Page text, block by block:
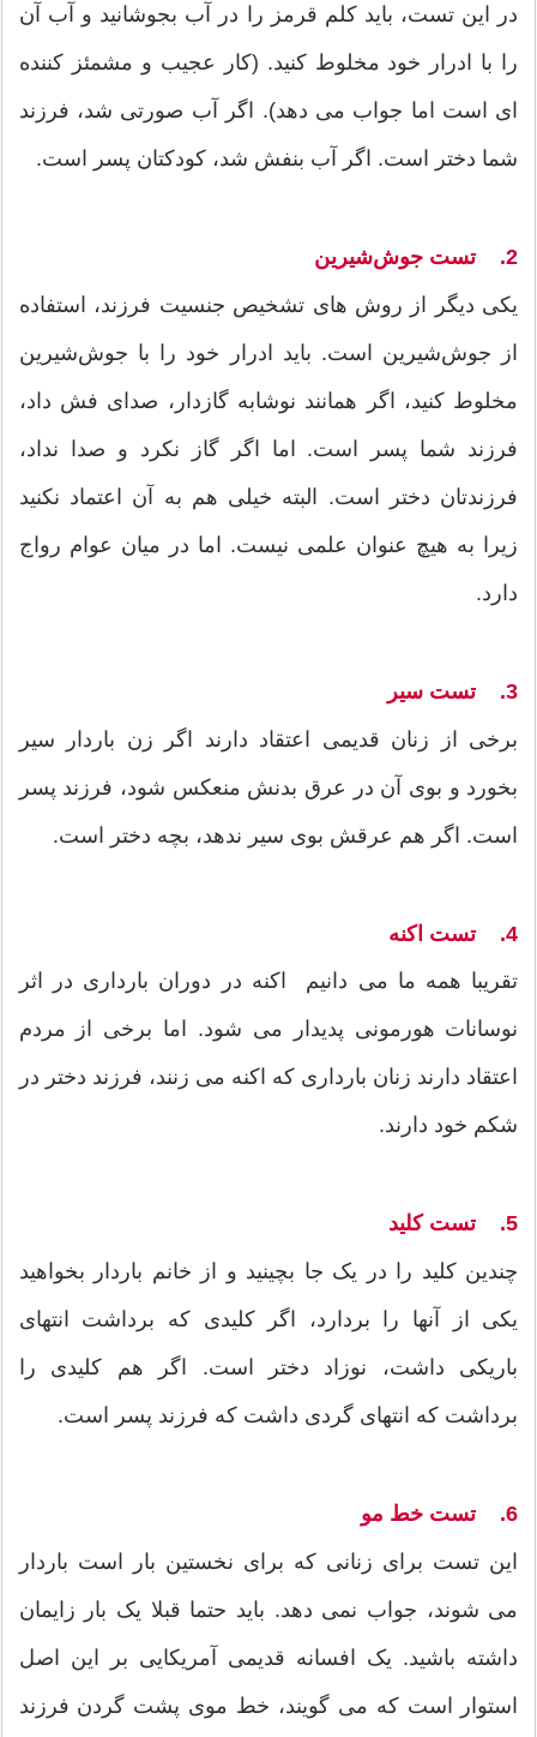
در این تست، باید کلم قرمز را در آب بجوشانید و آب آن
را با ادرار خود مخلوط کنید. (کار عجیب و مشمئز کننده
ای است اما جواب می دهد). اگر آب صورتی شد، فرزند
شما دختر است. اگر آب بنفش شد، کودکتان پسر است.
2. تست جوش‌شیرین
یکی دیگر از روش های تشخیص جنسیت فرزند، استفاده
از جوش‌شیرین است. باید ادرار خود را با جوش‌شیرین
مخلوط کنید، اگر همانند نوشابه گازدار، صدای فش داد،
فرزند شما پسر است. اما اگر گاز نکرد و صدا نداد،
فرزندتان دختر است. البته خیلی هم به آن اعتماد نکنید
زیرا به هیچ عنوان علمی نیست. اما در میان عوام رواج
دارد.
3. تست سیر
برخی از زنان قدیمی اعتقاد دارند اگر زن باردار سیر
بخورد و بوی آن در عرق بدنش منعکس شود، فرزند پسر
است. اگر هم عرقش بوی سیر ندهد، بچه دختر است.
4. تست اکنه
تقریبا همه ما می دانیم اکنه در دوران بارداری در اثر
نوسانات هورمونی پدیدار می شود. اما برخی از مردم
اعتقاد دارند زنان بارداری که اکنه می زنند، فرزند دختر در
شکم خود دارند.
5. تست کلید
چندین کلید را در یک جا بچینید و از خانم باردار بخواهید
یکی از آنها را بردارد، اگر کلیدی که برداشت انتهای
باریکی داشت، نوزاد دختر است. اگر هم کلیدی را
برداشت که انتهای گردی داشت که فرزند پسر است.
6. تست خط مو
این تست برای زنانی که برای نخستین بار است باردار
می شوند، جواب نمی دهد. باید حتما قبلا یک بار زایمان
داشته باشید. یک افسانه قدیمی آمریکایی بر این اصل
استوار است که می گویند، خط موی پشت گردن فرزند